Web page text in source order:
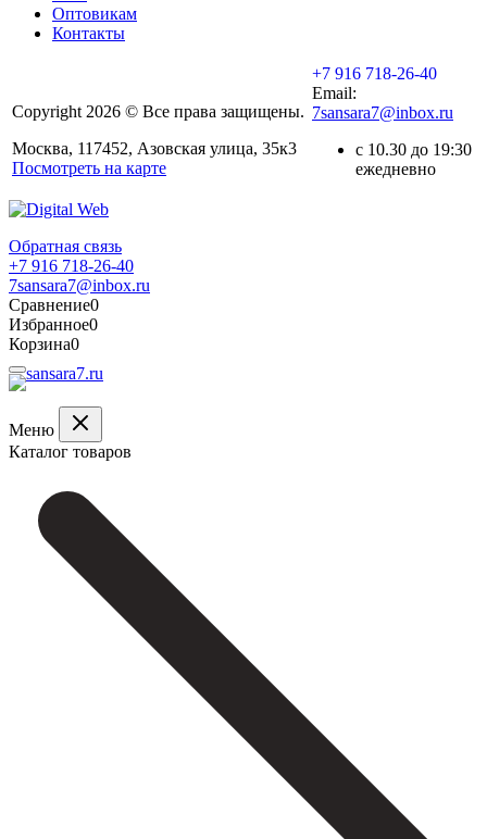
Оптовикам
Контакты
Copyright 2026 © Все права защищены.
Москва, 117452, Азовская улица, 35к3
Посмотреть на карте
+7 916 718-26-40
Email:
7sansara7@inbox.ru
с 10.30 до 19:30
ежедневно
Обратная связь
+7 916 718-26-40
7sansara7@inbox.ru
Сравнение0
Избранное0
Корзина0
Меню
Каталог товаров